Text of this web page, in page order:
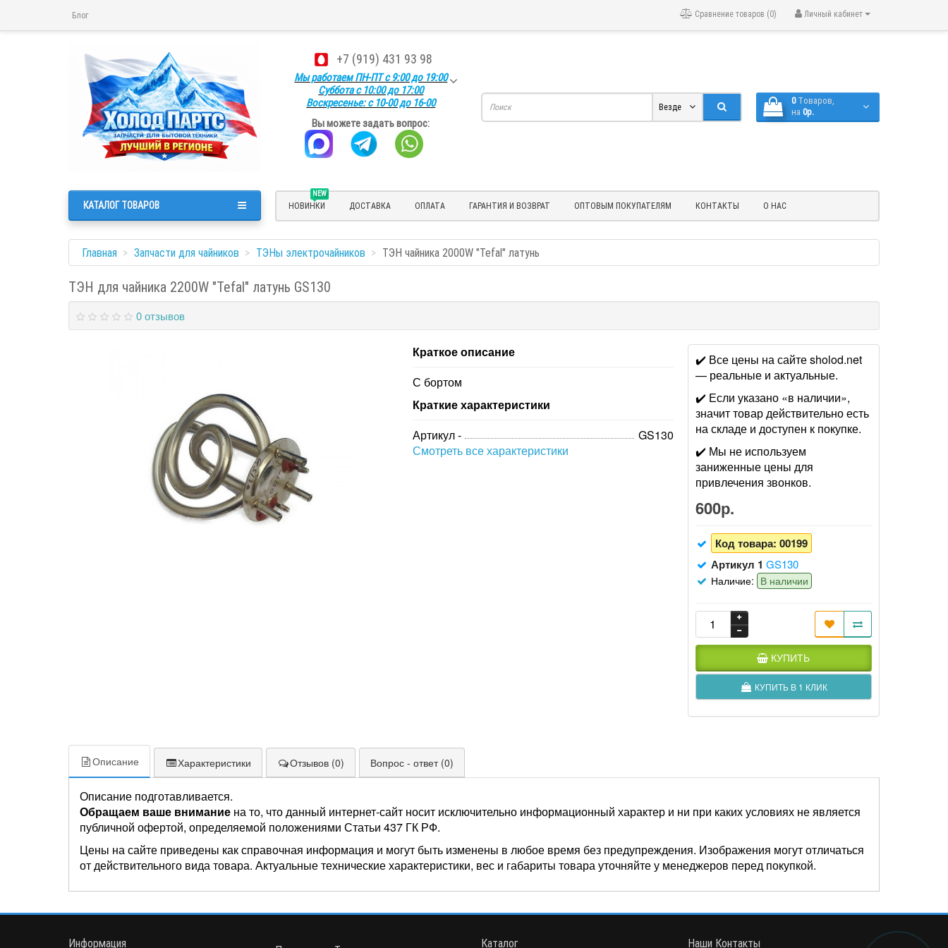
Блог Личный кабинет
Сравнение товаров (0)
+7 (919) 431 93 98
Мы работаем ПН-ПТ с 9:00 до 19:00
Суббота с 10:00 до 17:00
Воскресенье: с 10-00 до 16-00
Вы можете задать вопрос:
0 Tоваров,
на 0р.
Везде
NEW
НОВИНКИ ДОСТАВКА ОПЛАТА ГАРАНТИЯ И ВОЗВРАТ ОПТОВЫМ ПОКУПАТЕЛЯМ КОНТАКТЫ О НАС
КАТАЛОГ ТОВАРОВ
Главная Запчасти для чайников ТЭНы электрочайников TЭН чайника 2000W "Tefal" латунь
TЭН для чайника 2200W "Tefal" латунь GS130
0 отзывов
Краткое описание
С бортом
Краткие характеристики
Артикул -
GS130
Смотреть все характеристики
✔️ Все цены на сайте sholod.net
— реальные и актуальные.
✔️ Если указано «в наличии»,
значит товар действительно есть
на складе и доступен к покупке.
✔️ Мы не используем
заниженные цены для
привлечения звонков.
600р.
Код товара: 00199
Артикул 1 GS130
Наличие: В наличии
КУПИТЬ
КУПИТЬ В 1 КЛИК
Описание Характеристики Отзывов (0) Вопрос - ответ (0)
Описание подготавливается.
Обращаем ваше внимание на то, что данный интернет-сайт носит исключительно информационный характер и ни при каких условиях не является
публичной офертой, определяемой положениями Статьи 437 ГК РФ.
Цены на сайте приведены как справочная информация и могут быть изменены в любое время без предупреждения. Изображения могут отличаться
от действительного вида товара. Актуальные технические характеристики, вес и габариты товара уточняйте у менеджеров перед покупкой.
Информация Каталог Наши Контакты